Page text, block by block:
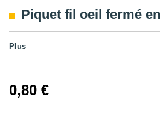
Piquet fil oeil fermé
Plus
0,80 €